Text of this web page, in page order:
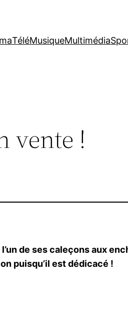
TéléMusiqueMultimédia
vente !
de ses caleçons aux
puisqu’il est dédicacé !